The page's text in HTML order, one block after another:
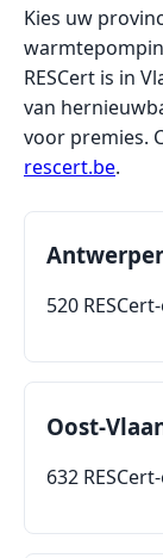
Kies uw
RESCert is in
van
voor premies.
rescert.be.
520
Oost-
632